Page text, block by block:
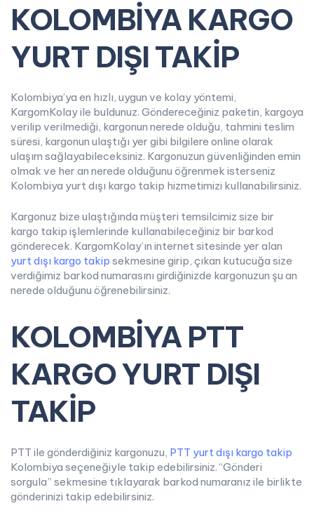
KOLOMBİYA KARGO
YURT DIŞI TAKİP
Kolombiya’ya en hızlı, uygun ve kolay yöntemi,
KargomKolay ile buldunuz. Göndereceğiniz paketin, kargoya
verilip verilmediği, kargonun nerede olduğu, tahmini teslim
süresi, kargonun ulaştığı yer gibi bilgilere online olarak
ulaşım sağlayabileceksiniz. Kargonuzun güvenliğinden emin
olmak ve her an nerede olduğunu öğrenmek isterseniz
Kolombiya yurt dışı kargo takip hizmetimizi kullanabilirsiniz.
Kargonuz bize ulaştığında müşteri temsilcimiz size bir
kargo takip işlemlerinde kullanabileceğiniz bir barkod
gönderecek. KargomKolay’ın internet sitesinde yer alan
yurt dışı kargo takip sekmesine girip, çıkan kutucuğa size
verdiğimiz barkod numarasını girdiğinizde kargonuzun şu an
nerede olduğunu öğrenebilirsiniz.
KOLOMBİYA PTT
KARGO YURT DIŞI
TAKİP
PTT ile gönderdiğiniz kargonuzu, PTT yurt dışı kargo takip
Kolombiya seçeneğiyle takip edebilirsiniz. “Gönderi
sorgula” sekmesine tıklayarak barkod numaranız ile birlikte
gönderinizi takip edebilirsiniz.